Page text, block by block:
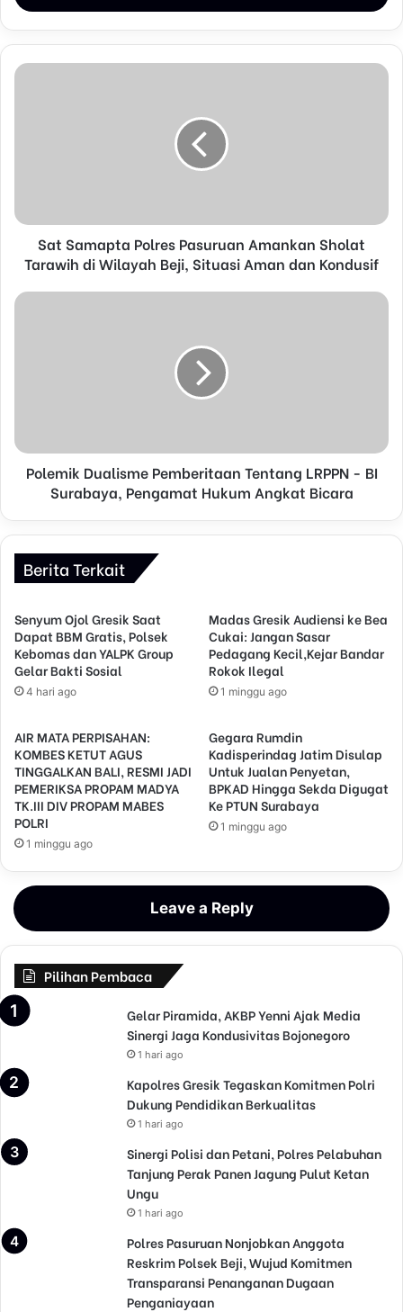
y
u
d
s
Sat Samapta Polres Pasuruan Amankan Sholat
Tarawih di Wilayah Beji, Situasi Aman dan Kondusif
Polemik Dualisme Pemberitaan Tentang LRPPN - BI
Surabaya, Pengamat Hukum Angkat Bicara
Berita Terkait
Senyum Ojol Gresik Saat
Dapat BBM Gratis, Polsek
Kebomas dan YALPK Group
Gelar Bakti Sosial
4 hari ago
Madas Gresik Audiensi ke Bea
Cukai: Jangan Sasar
Pedagang Kecil,Kejar Bandar
Rokok Ilegal
1 minggu ago
AIR MATA PERPISAHAN:
KOMBES KETUT AGUS
TINGGALKAN BALI, RESMI JADI
PEMERIKSA PROPAM MADYA
TK.III DIV PROPAM MABES
POLRI
1 minggu ago
Gegara Rumdin
Kadisperindag Jatim Disulap
Untuk Jualan Penyetan,
BPKAD Hingga Sekda Digugat
Ke PTUN Surabaya
1 minggu ago
Leave a Reply
Pilihan Pembaca
Gelar Piramida, AKBP Yenni Ajak Media
Sinergi Jaga Kondusivitas Bojonegoro
1 hari ago
Kapolres Gresik Tegaskan Komitmen Polri
Dukung Pendidikan Berkualitas
1 hari ago
Sinergi Polisi dan Petani, Polres Pelabuhan
Tanjung Perak Panen Jagung Pulut Ketan
Ungu
1 hari ago
Polres Pasuruan Nonjobkan Anggota
Reskrim Polsek Beji, Wujud Komitmen
Transparansi Penanganan Dugaan
Penganiayaan